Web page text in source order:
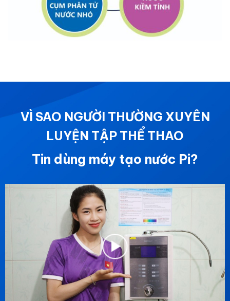
VÌ SAO NGƯỜI THƯỜNG XUYÊN
LUYỆN TẬP THỂ THAO
Tin dùng máy tạo nước Pi?